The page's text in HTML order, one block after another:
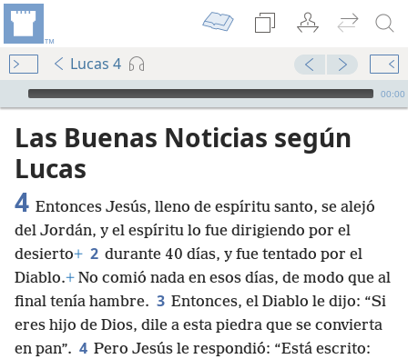
Lucas 4
Audio Player
00:00
Las Buenas Noticias según
Lucas
4 Entonces Jesús, lleno de espíritu santo, se alejó
del Jordán, y el espíritu lo fue dirigiendo por el
desierto+ 2 durante 40 días, y fue tentado por el
Diablo.+ No comió nada en esos días, de modo que al
final tenía hambre. 3 Entonces, el Diablo le dijo: “Si
eres hijo de Dios, dile a esta piedra que se convierta
en pan”. 4 Pero Jesús le respondió: “Está escrito: